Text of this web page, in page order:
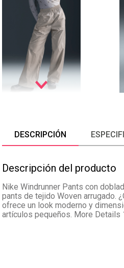
DESCRIPCIÓN
Descripción del producto
Nike Windrunner Pants con
pants de tejido Woven arrugado.
ofrece un look moderno y
artículos pequeños. More Details